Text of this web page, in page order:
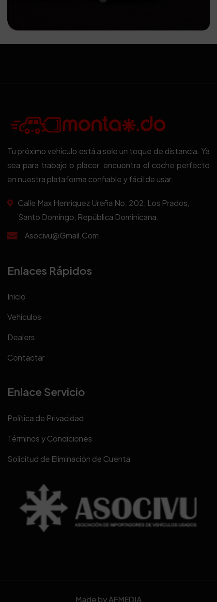
Tu próximo vehículo está a solo un toque de distancia. Ya
sea para trabajo o placer, encuentra el coche perfecto
en nuestra plataforma confiable y fácil de usar.
Calle Max Henríquez Ureña No. 202, Los Prados,
Santo Domingo, República Dominicana.
Asocivu@gmail.com
Enlaces Rápidos
Inicio
Vehículos
Dealers
Contactar
Enlace Servicio
Política de Privacidad
Términos y Condiciones
Solicitud de Eliminación de Cuenta
Made byAFMEDIA